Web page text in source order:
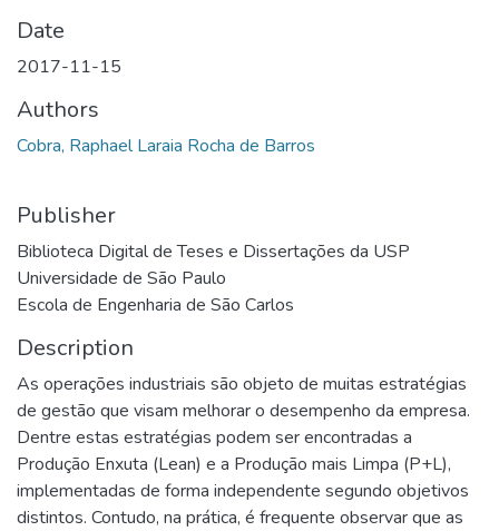
Date
2017-11-15
Authors
Cobra, Raphael Laraia Rocha de Barros
Publisher
Biblioteca Digital de Teses e Dissertações da USP
Universidade de São Paulo
Escola de Engenharia de São Carlos
Description
As operações industriais são objeto de muitas estratégias
de gestão que visam melhorar o desempenho da empresa.
Dentre estas estratégias podem ser encontradas a
Produção Enxuta (Lean) e a Produção mais Limpa (P+L),
implementadas de forma independente segundo objetivos
distintos. Contudo, na prática, é frequente observar que as